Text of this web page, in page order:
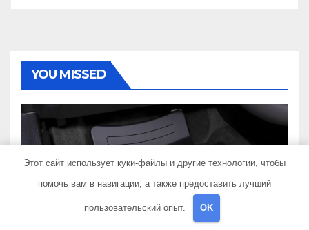
YOU MISSED
Устройство и применение
3D автомобильных
ковриков
Этот сайт использует куки-файлы и другие технологии, чтобы
помочь вам в навигации, а также предоставить лучший
пользовательский опыт. OK